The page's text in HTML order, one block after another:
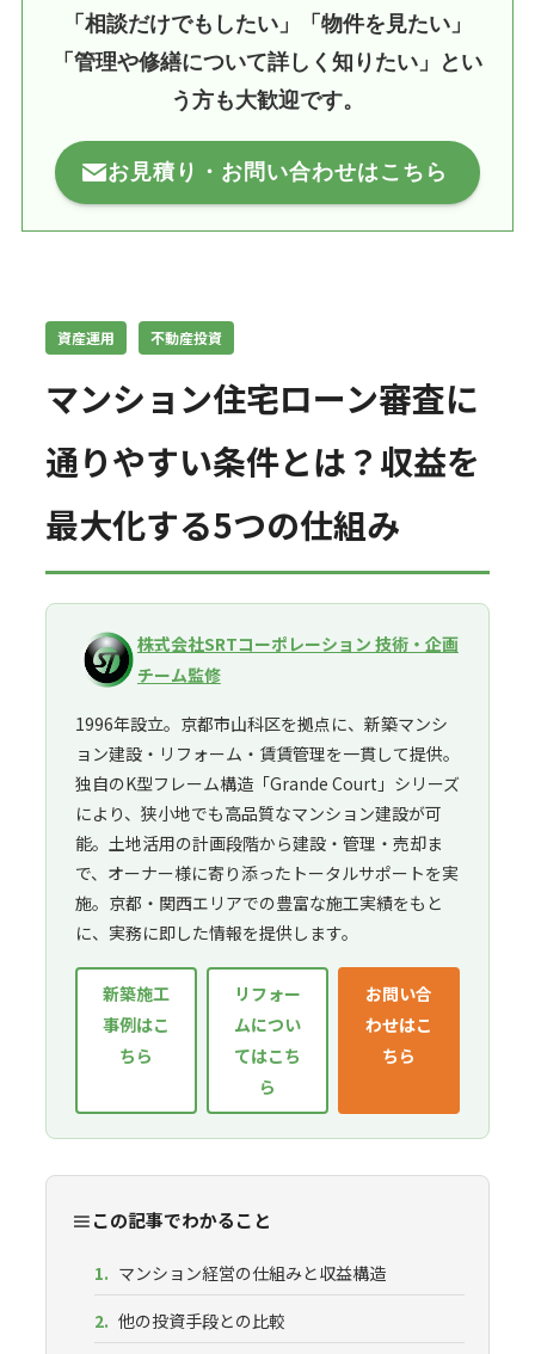
「相談だけでもしたい」「物件を見たい」
「管理や修繕について詳しく知りたい」とい
う方も大歓迎です。
お見積り・お問い合わせはこちら
資産運用 不動産投資
マンション住宅ローン審査に
通りやすい条件とは？収益を
最大化する5つの仕組み
株式会社SRTコーポレーション 技術・企画
チーム監修
1996年設立。京都市山科区を拠点に、新築マンシ
ョン建設・リフォーム・賃賃管理を一貫して提供。
独自のK型フレーム構造「Grande Court」シリーズ
により、狭小地でも高品質なマンション建設が可
能。土地活用の計画段階から建設・管理・売却ま
で、オーナー様に寄り添ったトータルサポートを実
施。京都・関西エリアでの豊富な施工実績をもと
に、実務に即した情報を提供します。
新築施工
事例はこ
ちら
リフォー
ムについ
てはこち
ら
お問い合
わせはこ
ちら
≡この記事でわかること
マンション経営の仕組みと収益構造
他の投資手段との比較